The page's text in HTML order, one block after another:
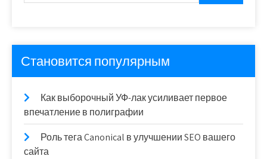
Становится популярным
Как выборочный УФ-лак усиливает первое
впечатление в полиграфии
Роль тега Canonical в улучшении SEO вашего
сайта